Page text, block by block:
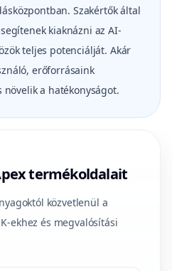
Szakértők által
kiaknázni az AI-
teljes potenciálját. Akár
erőforrásaink
a hatékonyságot.
termékoldalait
közvetlenül a
ekhez és megvalósítási